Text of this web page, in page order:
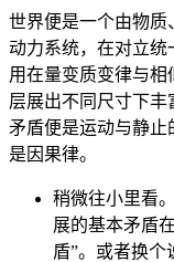
世界便是一个由物质
动力系统，在对立统
用在量变质变律与相
层展出不同尺寸下
矛盾便是运动与静止
是因果律。
稍微往小里看
展的基本矛盾
盾”。或者换个